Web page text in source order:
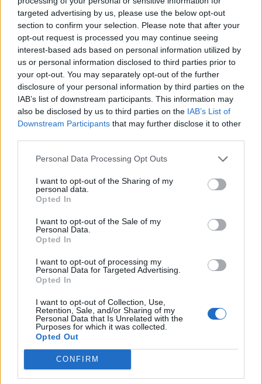
targeted advertising by us, please use the below opt-out
section to confirm your selection. Please note that after your
opt-out request is processed you may continue seeing
interest-based ads based on personal information utilized by
us or personal information disclosed to third parties prior to
your opt-out. You may separately opt-out of the further
disclosure of your personal information by third parties on the
IAB’s list of downstream participants. This information may
also be disclosed by us to third parties on the IAB’s List of
Downstream Participants that may further disclose it to other
Personal Data Processing Opt Outs
I want to opt-out of the Sharing of my
personal data.
Opted In
I want to opt-out of the Sale of my
Personal Data.
Opted In
I want to opt-out of processing my
Personal Data for Targeted Advertising.
Opted In
I want to opt-out of Collection, Use,
Retention, Sale, and/or Sharing of my
Personal Data that Is Unrelated with the
Purposes for which it was collected.
Opted Out
CONFIRM
Oddworld: Soulstorm ist die noch größere, dramatischere,
mutigere Action-Adventure-Fortsetzung der bekannten
Videospielserie, die explosive zweite Folge der Quintologie.
Protagonist ist erneut Abe, der unfreiwillige Mudokon-Held, der
versehentlich einen Aufstand auslöste, und nun sein Mudokon-Volk
im Freiheitskampf gegen die Herrscher des Planeten anführen muss.
Vorheriger Artikel
PS5 – Produktion wird wohl
Chipknappheit eingeschränkt
Nächster Artikel
RELATED ARTICLES
gesichert
3. August 2026
Halo: Campaign Evolved erhält erstes Update – Zahlreiche Fehler behoben
31. Juli 2026